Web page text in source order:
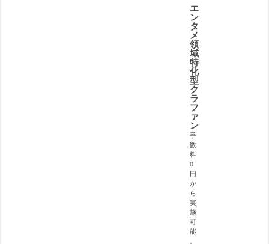
エ
ン
タ
メ
領
域
特
化
型
ク
ラ
フ
ァ
ン
手
数
料
0
円
か
ら
実
施
可
能